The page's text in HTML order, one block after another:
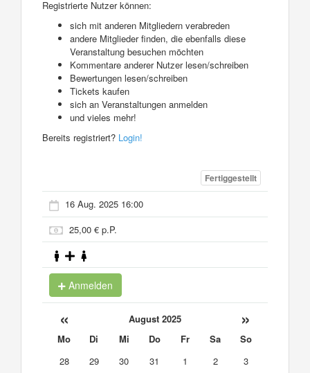
Registrierte Nutzer können:
sich mit anderen Mitgliedern verabreden
andere Mitglieder finden, die ebenfalls diese
Veranstaltung besuchen möchten
Kommentare anderer Nutzer lesen/schreiben
Bewertungen lesen/schreiben
Tickets kaufen
sich an Veranstaltungen anmelden
und vieles mehr!
Bereits registriert? Login!
Fertiggestellt
16 Aug. 2025 16:00
25,00 € p.P.
Anmelden
« August 2025 »
Mo Di Mi Do Fr Sa
So
28
29 30 31 1 2
3